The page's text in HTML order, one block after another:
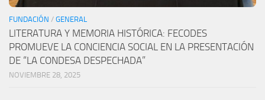
FUNDACIÓN / GENERAL
LITERATURA Y MEMORIA HISTÓRICA: FECODES
PROMUEVE LA CONCIENCIA SOCIAL EN LA PRESENTACIÓN
DE “LA CONDESA DESPECHADA”
NOVIEMBRE 28, 2025